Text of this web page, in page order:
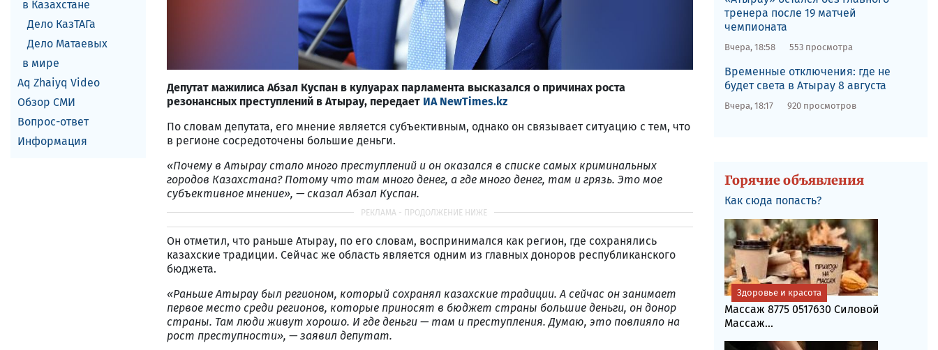
в Казахстане
Дело КазТАГа
Дело Матаевых
в мире
Aq Zhaiyq Video
Обзор СМИ
Вопрос-ответ
Информация
Депутат мажилиса Абзал Куспан в кулуарах парламента высказался о причинах роста
резонансных преступлений в Атырау, передает ИА NewTimes.kz
По словам депутата, его мнение является субъективным, однако он связывает ситуацию с тем, что
в регионе сосредоточены большие деньги.
«Почему в Атырау стало много преступлений и он оказался в списке самых криминальных
городов Казахстана? Потому что там много денег, а где много денег, там и грязь. Это мое
субъективное мнение», — сказал Абзал Куспан.
Он отметил, что раньше Атырау, по его словам, воспринимался как регион, где сохранялись
казахские традиции. Сейчас же область является одним из главных доноров республиканского
бюджета.
«Раньше Атырау был регионом, который сохранял казахские традиции. А сейчас он занимает
первое место среди регионов, которые приносят в бюджет страны большие деньги, он донор
страны. Там люди живут хорошо. И где деньги — там и преступления. Думаю, это повлияло на
рост преступности», — заявил депутат.
тренера после 19 матчей
чемпионата
Вчера, 18:58 553 просмотра
Временные отключения: где не
будет света в Атырау 8 августа
Вчера, 18:17 920 просмотров
Горячие объявления
Как сюда попасть?
Массаж 8775 0517630 Силовой
Массаж...
Здоровье и красота